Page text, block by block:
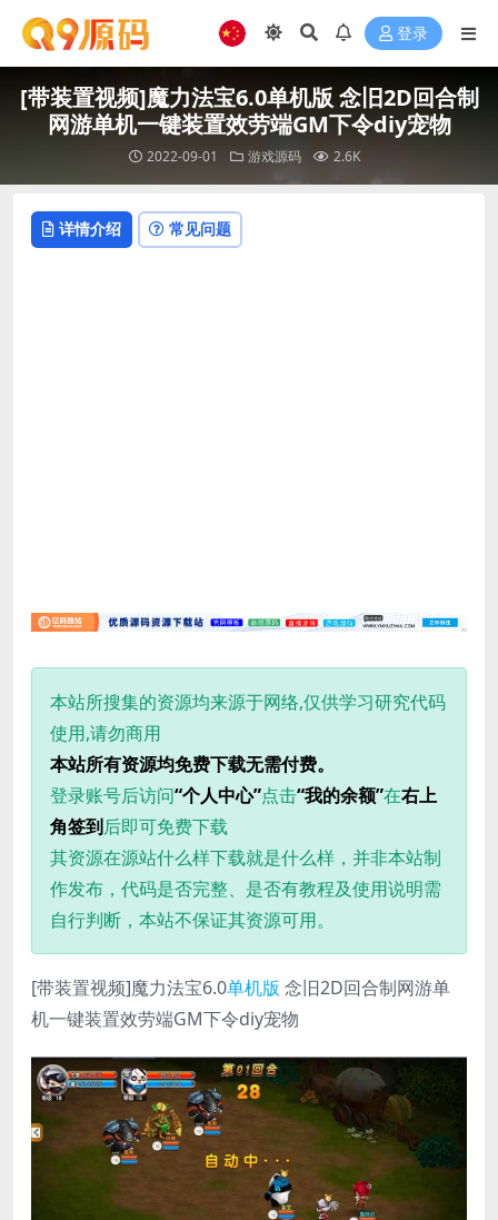
登录
[带装置视频]魔力法宝6.0单机版 念旧2D回合制
网游单机一键装置效劳端GM下令diy宠物
2022-09-01 游戏源码 2.6K
详情介绍 常见问题
本站所搜集的资源均来源于网络,仅供学习研究代码
使用,请勿商用
本站所有资源均免费下载无需付费。
登录账号后访问“个人中心”点击“我的余额”在右上
角签到后即可免费下载
其资源在源站什么样下载就是什么样，并非本站制
作发布，代码是否完整、是否有教程及使用说明需
自行判断，本站不保证其资源可用。
[带装置视频]魔力法宝6.0单机版 念旧2D回合制网游单
机一键装置效劳端GM下令diy宠物